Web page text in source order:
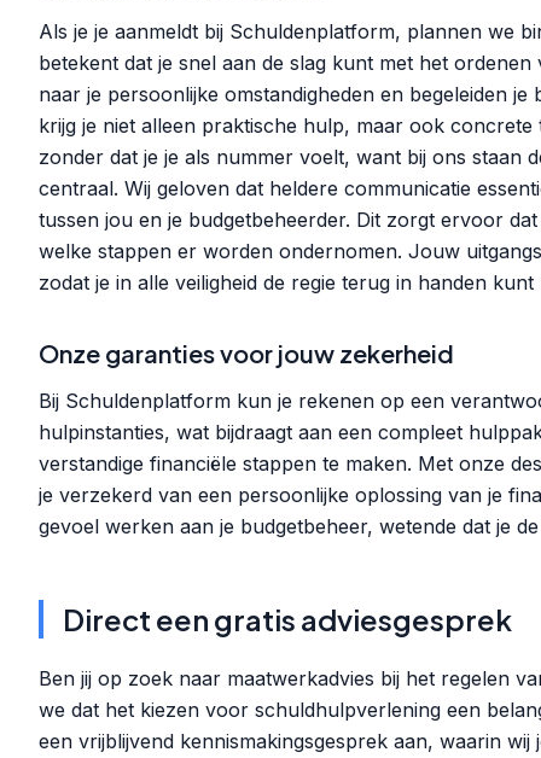
Als je je aanmeldt bij Schuldenplatform, plannen we
betekent dat je snel aan de slag kunt met het
naar je persoonlijke omstandigheden en begeleiden
krijg je niet alleen praktische hulp, maar ook
zonder dat je je als nummer voelt, want bij ons staan
centraal. Wij geloven dat heldere communicatie
tussen jou en je budgetbeheerder. Dit zorgt ervoor
welke stappen er worden ondernomen. Jouw
zodat je in alle veiligheid de regie terug in handen kunt
Onze garanties voor jouw zekerheid
Bij Schuldenplatform kun je rekenen op een
hulpinstanties, wat bijdraagt aan een compleet
verstandige financiële stappen te maken. Met onze
je verzekerd van een persoonlijke oplossing van je
gevoel werken aan je budgetbeheer, wetende dat je
Direct een gratis adviesgesprek
Ben jij op zoek naar maatwerkadvies bij het regelen
we dat het kiezen voor schuldhulpverlening een
een vrijblijvend kennismakingsgesprek aan, waarin